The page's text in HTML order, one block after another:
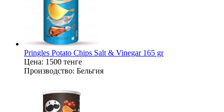
Pringles Potato Chips Salt & Vinegar 165 gr
Цена: 1500 тенге
Производство: Бельгия